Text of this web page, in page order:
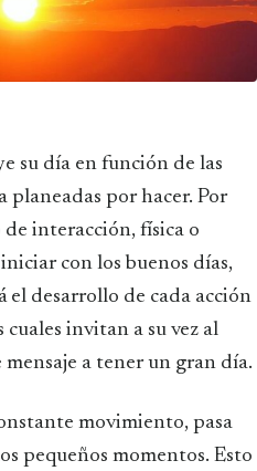
su día en función de las
planeadas por hacer. Por
interacción, física o
con los buenos días,
el desarrollo de cada acción
cuales invitan a su vez al
a tener un gran día.
movimiento, pasa
pequeños momentos. Esto